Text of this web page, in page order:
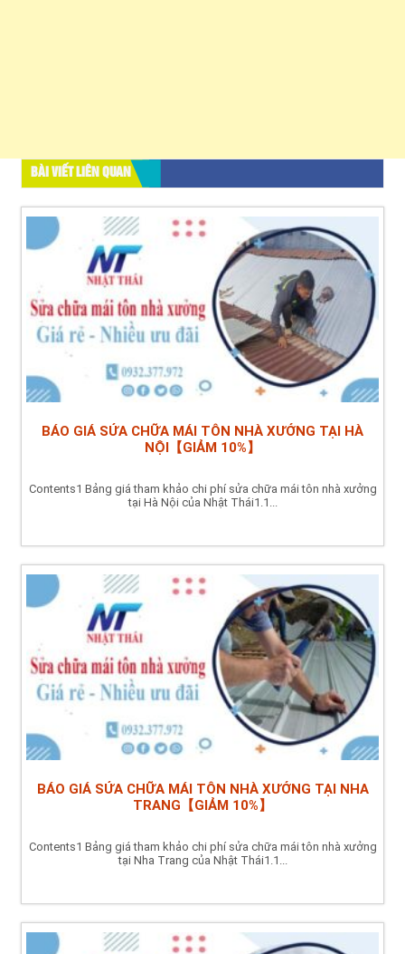
BÀI VIẾT LIÊN QUAN
BÁO GIÁ SỬA CHỮA MÁI TÔN NHÀ XƯỞNG TẠI HÀ
NỘI【GIẢM 10%】
Contents1 Bảng giá tham khảo chi phí sửa chữa mái tôn nhà xưởng
tại Hà Nội của Nhật Thái1.1...
BÁO GIÁ SỬA CHỮA MÁI TÔN NHÀ XƯỞNG TẠI NHA
TRANG【GIẢM 10%】
Contents1 Bảng giá tham khảo chi phí sửa chữa mái tôn nhà xưởng
tại Nha Trang của Nhật Thái1.1...